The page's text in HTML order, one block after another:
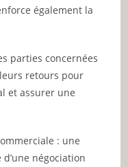
également la
parties concernées
retours pour
et assurer une
: une
négociation